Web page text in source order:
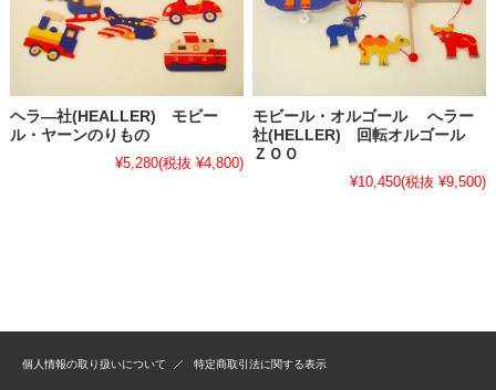
ヘラ―社(HEALLER) モビー
ル・ヤーンのりもの
¥5,280(税抜 ¥4,800)
モビール・オルゴール へラー
社(HELLER) 回転オルゴール
ＺＯＯ
¥10,450(税抜 ¥9,500)
個人情報の取り扱いについて 特定商取引法に関する表示